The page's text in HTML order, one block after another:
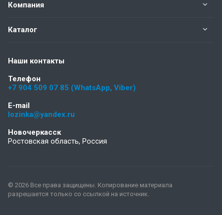
Компания
Каталог
Наши контакты
Телефон
+7 904 509 07 85 (WhatsApp, Viber)
E-mail
lozinka@yandex.ru
Новочеркасск
Ростовская область, Россия
© 2026 Все права защищены. Копирование материала
разрешается только со ссылкой на источник.